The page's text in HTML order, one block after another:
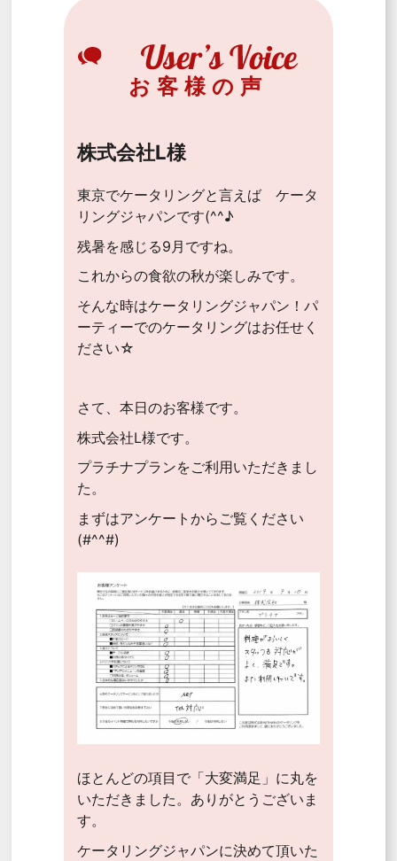
お客様の声
株式会社L様
東京でケータリングと言えば ケータ
リングジャパンです(^^♪
残暑を感じる9月ですね。
これからの食欲の秋が楽しみです。
そんな時はケータリングジャパン！パ
ーティーでのケータリングはお任せく
ださい☆
さて、本日のお客様です。
株式会社L様です。
プラチナプランをご利用いただきまし
た。
まずはアンケートからご覧ください
(#^^#)
ほとんどの項目で「大変満足」に丸を
いただきました。ありがとうございま
す。
ケータリングジャパンに決めて頂いた